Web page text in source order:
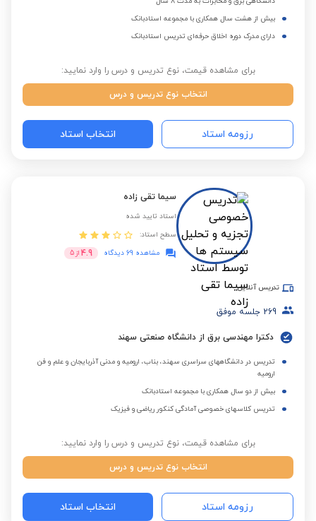
بیش از هشت سال همکاری با مجموعه استادبانک
دارای مدرک دوره اخلاق حرفه‌ای تدریس استادبانک
برای مشاهده قیمت، نوع تدریس و درس را وارد نمایید:
انتخاب نوع تدریس و درس
رزومه استاد انتخاب استاد
سیما تقی زاده
استاد تایید شده
سطح استاد:
مشاهده 69 دیدگاه
4.9 از 5
تدریس آنلاین
269 جلسه موفق
دکترا مهندسی برق از دانشگاه صنعتی سهند
تدریس در دانشگاههای سراسری سهند، بناب، ارومیه و مدنی آذربایجان و علم و فن
ارومیه
بیش از دو سال همکاری با مجموعه استادبانک
تدریس کلاسهای خصوصی آمادگی کنکور ریاضی و فیزیک
برای مشاهده قیمت، نوع تدریس و درس را وارد نمایید:
انتخاب نوع تدریس و درس
رزومه استاد انتخاب استاد